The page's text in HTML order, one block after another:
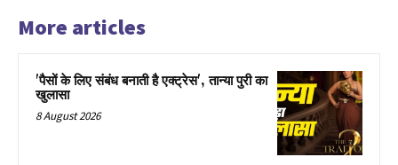
More articles
'पैसों के लिए संबंध बनाती है एक्ट्रेस', तान्या पुरी का
खुलासा
8 August 2026